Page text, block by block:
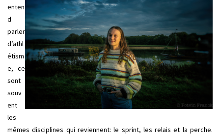
enten
d
parler
d’athl
étism
e, ce
sont
souv
ent
les
mêmes disciplines qui reviennent: le sprint, les relais et la perche.